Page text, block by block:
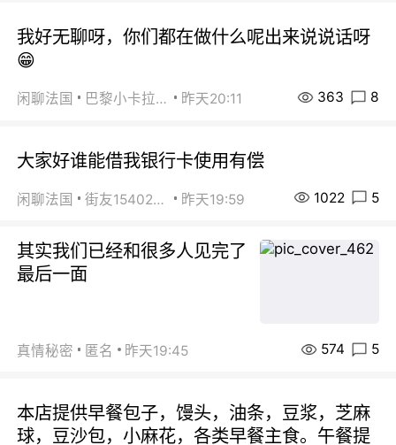
我好无聊呀，你们都在做什么呢出来说说话呀
😁
闲聊法国 巴黎小卡拉咪 昨天20:11 363 8
大家好谁能借我银行卡使用有偿
闲聊法国 街友15402223 昨天19:59 1022 5
其实我们已经和很多人见完了
最后一面
真情秘密 匿名 昨天19:45 574 5
本店提供早餐包子，馒头，油条，豆浆，芝麻
球，豆沙包，小麻花，各类早餐主食。午餐提